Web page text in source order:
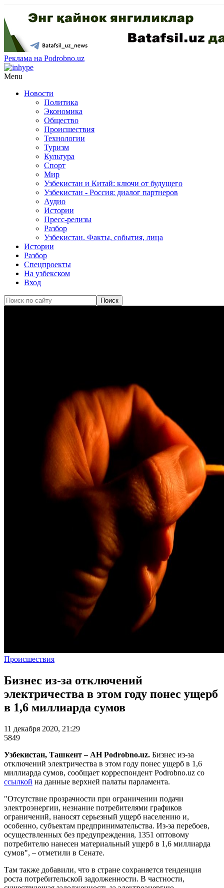
Реклама на Podrobno.uz
Menu
Новости
Политика
Экономика
Общество
Происшествия
Технологии
Туризм
Культура
Спорт
Мир
Узбекистан и Китай: ключи от будущего
Узбекистан - Россия: диалог партнеров
Аудио
Истории
Пресс-релизы
Разбор
Узбекистан. Факты, события, лица
Истории
Разбор
Спецпроекты
На узбекском
Вход
Происшествия
Бизнес из-за отключений
электричества в этом году понес ущерб
в 1,6 миллиарда сумов
11 декабря 2020, 21:29
5849
Узбекистан, Ташкент – АН Podrobno.uz. Бизнес из-за
отключений электричества в этом году понес ущерб в 1,6
миллиарда сумов, сообщает корреспондент Podrobno.uz со
ссылкой на данные верхней палаты парламента.
"Отсутствие прозрачности при ограничении подачи
электроэнергии, незнание потребителями графиков
ограничений, наносят серьезный ущерб населению и,
особенно, субъектам предпринимательства. Из-за перебоев,
осуществленных без предупреждения, 1351 оптовому
потребителю нанесен материальный ущерб в 1,6 миллиарда
сумов", – отметили в Сенате.
Там также добавили, что в стране сохраняется тенденция
роста потребительской задолженности. В частности,